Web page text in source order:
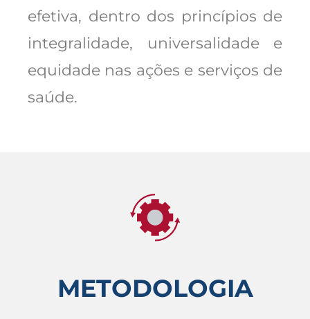
efetiva, dentro dos princípios de
integralidade, universalidade e
equidade nas ações e serviços de
saúde.
METODOLOGIA